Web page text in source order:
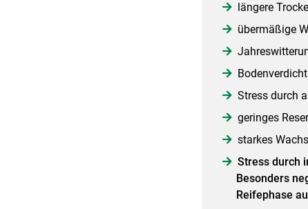
längere
übermäßige
Stress durch
geringes
starkes
Stress durch
Besonders
Reifephase